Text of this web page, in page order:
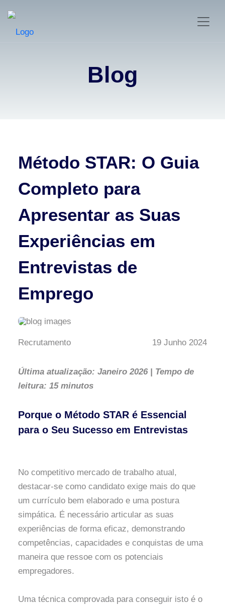
Blog
Método STAR: O Guia
Completo para
Apresentar as Suas
Experiências em
Entrevistas de
Emprego
Recrutamento 19 Junho 2024
Última atualização: Janeiro 2026 | Tempo de
leitura: 15 minutos
Porque o Método STAR é Essencial
para o Seu Sucesso em Entrevistas
No competitivo mercado de trabalho atual,
destacar-se como candidato exige mais do que
um currículo bem elaborado e uma postura
simpática. É necessário articular as suas
experiências de forma eficaz, demonstrando
competências, capacidades e conquistas de uma
maneira que ressoe com os potenciais
empregadores.
Uma técnica comprovada para conseguir isto é o